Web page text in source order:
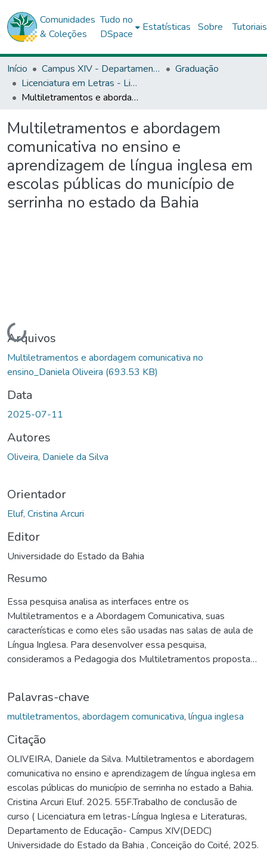
Comunidades
& Coleções
Tudo no
DSpace
Estatísticas Sobre Tutoriais
Início Campus XIV - Departamento de Educação (DEDC) - Conceição do Coité
Graduação
Licenciatura em Letras - Lingua Inglesa e Literaturas - DEDC14
Multiletramentos e abordagem comunicativa no ensino e aprendizagem de língua inglesa em escolas públicas do município de serrinha no estado da Bahia
Multiletramentos e abordagem
comunicativa no ensino e
aprendizagem de língua inglesa em
escolas públicas do município de
serrinha no estado da Bahia
Carregando...
Arquivos
Multiletramentos e abordagem comunicativa no
ensino_Daniela Oliveira (693.53 KB)
Data
2025-07-11
Autores
Oliveira, Daniele da Silva
Orientador
Eluf, Cristina Arcuri
Editor
Universidade do Estado da Bahia
Resumo
Essa pesquisa analisa as interfaces entre os
Multiletramentos e a Abordagem Comunicativa, suas
características e como eles são usadas nas salas de aula de
Língua Inglesa. Para desenvolver essa pesquisa,
consideramos a Pedagogia dos Multiletramentos proposta
Comunicativa. Utilizaremos também as contribuições de
Paulo Freire, que definiu a Pedagogia Crítico-reflexiva para a
em todo o mundo. A análise metodológica dessa pesquisa
será de cunho qualiquantitativo, para investigar como os
Multiletramentos e a Abordagem Comunicativa são utilizadas
nas aulas de Língua Inglesa de duas escolas públicas
estaduais do município de Serrinha no estado da Bahia e
como eles podem facilitar o aprendizado dos alunos. Assim,
utilizei também a metologia hibrida, difundida por Lankshear e
Knobel (2013) como Let’s see e Try on, como alternativa
Palavras-chave
multiletramentos, abordagem comunicativa, língua inglesa
Citação
OLIVEIRA, Daniele da Silva. Multiletramentos e abordagem
comunicativa no ensino e aprendizagem de língua inglesa em
escolas públicas do município de serrinha no estado a Bahia.
Cristina Arcuri Eluf. 2025. 55F.Trabalho de conclusão de
curso ( Licenciatura em letras-Língua Inglesa e Literaturas,
Departamento de Educação- Campus XIV(DEDC)
Universidade do Estado da Bahia , Conceição do Coité, 2025.